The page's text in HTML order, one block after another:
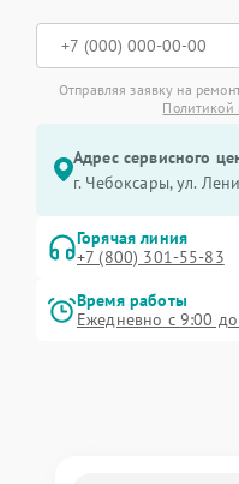
Отправляя заявку на
Политикой
Адрес сервисного
г. Чебоксары, ул.
Горячая линия
+7 (800) 301-55-83
Время работы
Ежедневно с 9:00